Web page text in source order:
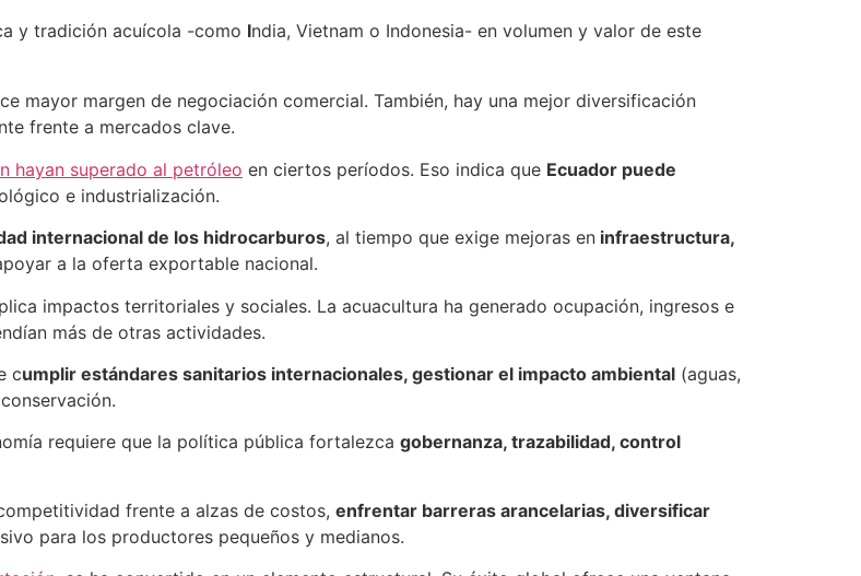
y tradición acuícola -como India, Vietnam o Indonesia- en volumen y valor de este
mayor margen de negociación comercial. También, hay una mejor diversificación
frente a mercados clave.
hayan superado al petróleo en ciertos períodos. Eso indica que Ecuador puede
e industrialización.
internacional de los hidrocarburos, al tiempo que exige mejoras en infraestructura,
a la oferta exportable nacional.
impactos territoriales y sociales. La acuacultura ha generado ocupación, ingresos e
más de otras actividades.
cumplir estándares sanitarios internacionales, gestionar el impacto ambiental (aguas,
requiere que la política pública fortalezca gobernanza, trazabilidad, control
frente a alzas de costos, enfrentar barreras arancelarias, diversificar
para los productores pequeños y medianos.